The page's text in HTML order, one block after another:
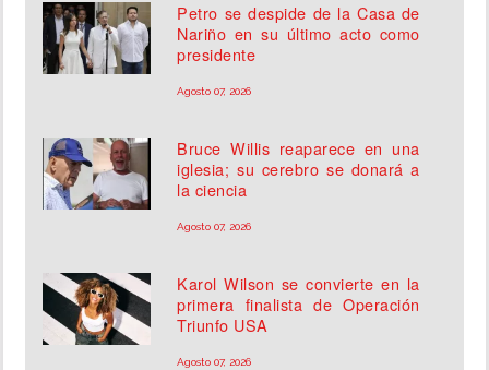
Petro se despide de la Casa de
Nariño en su último acto como
presidente
Agosto 07, 2026
Bruce Willis reaparece en una
iglesia; su cerebro se donará a
la ciencia
Agosto 07, 2026
Karol Wilson se convierte en la
primera finalista de Operación
Triunfo USA
Agosto 07, 2026